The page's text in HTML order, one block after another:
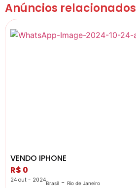
Anúncios relacionados
VENDO IPHONE
R$ 0
24 out - 2024Brasil - Rio de Janeiro